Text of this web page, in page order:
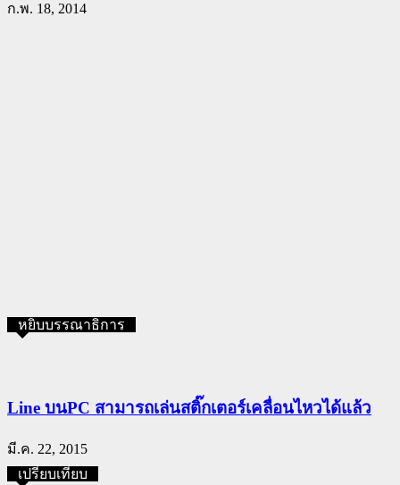
ก.พ. 18, 2014
หยิบบรรณาธิการ
Line บนPC สามารถเล่นสติ๊กเตอร์เคลื่อนไหวได้แล้ว
มี.ค. 22, 2015
เปรียบเทียบ